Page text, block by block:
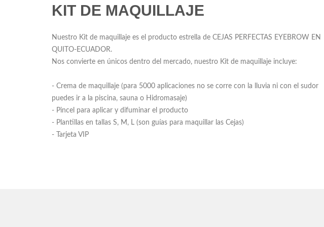
KIT DE MAQUILLAJE
Nuestro Kit de maquillaje es el producto estrella de CEJAS PERFECTAS EYEBROW EN
QUITO-ECUADOR.
Nos convierte en únicos dentro del mercado, nuestro Kit de maquillaje incluye:
- Crema de maquillaje (para 5000 aplicaciones no se corre con la lluvia ni con el sudor
puedes ir a la piscina, sauna o Hidromasaje)
- Pincel para aplicar y difuminar el producto
- Plantillas en tallas S, M, L (son guías para maquillar las Cejas)
- Tarjeta VIP